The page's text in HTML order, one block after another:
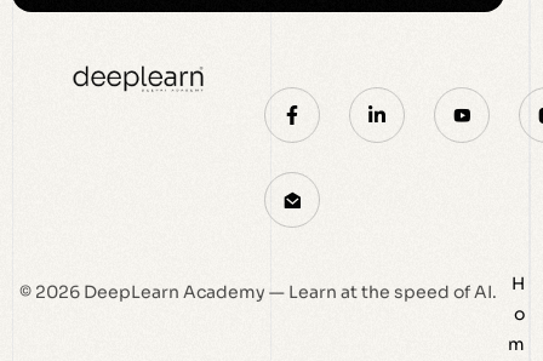
© 2026 DeepLearn Academy — Learn at the speed of AI.
H
o
m